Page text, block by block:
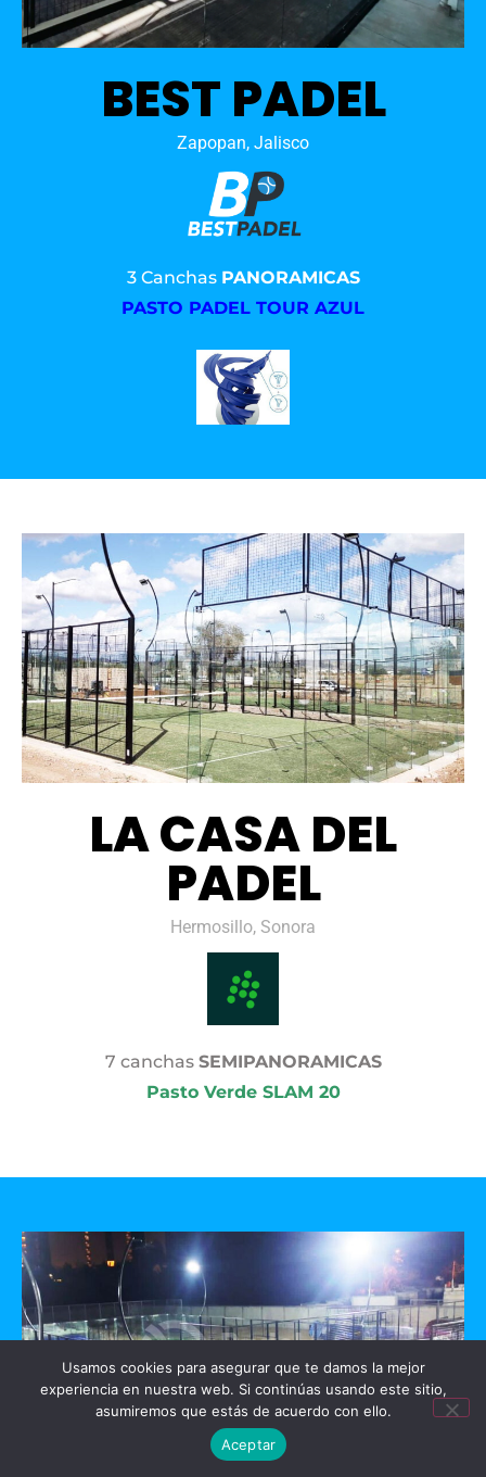
BEST PADEL
Zapopan, Jalisco
3 Canchas PANORAMICAS
PASTO PADEL TOUR AZUL
LA CASA DEL
PADEL
Hermosillo, Sonora
7 canchas SEMIPANORAMICAS
Pasto Verde SLAM 20
Usamos cookies para asegurar que te damos la mejor
experiencia en nuestra web. Si continúas usando este sitio,
asumiremos que estás de acuerdo con ello.
Aceptar